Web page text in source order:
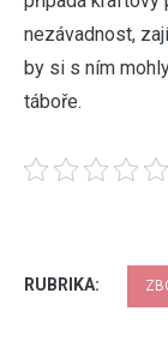
nezávadnost,
by si s ním
táboře.
RUBRIKA: